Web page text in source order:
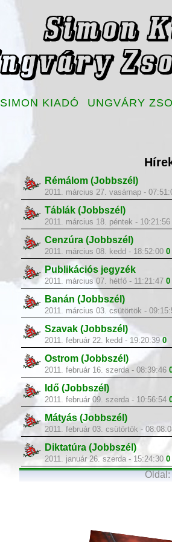
SIMON KIADÓ UNGVÁRY
Rémálom (Jobbszél)
2011. március 27. vasárnap -
Táblák (Jobbszél)
2011. március 18. péntek - 10:21:56
Cenzúra (Jobbszél)
2011. március 08. kedd - 18:52:00 0
Publikációs jegyzék
2011. március 07. hétfő - 11:21:47 0
Banán (Jobbszél)
2011. március 03. csütörtök -
Szavak (Jobbszél)
2011. február 22. kedd - 19:20:39 0
Ostrom (Jobbszél)
2011. február 16. szerda - 08:39:46
Idő (Jobbszél)
2011. február 09. szerda - 10:56:54
Mátyás (Jobbszél)
2011. február 03. csütörtök -
Diktatúra (Jobbszél)
2011. január 26. szerda - 15:24:30 0